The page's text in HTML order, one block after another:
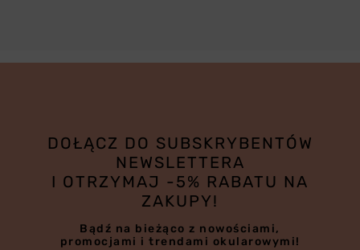
DOŁĄCZ DO SUBSKRYBENTÓW
NEWSLETTERA
I OTRZYMAJ -5% RABATU NA
ZAKUPY!
Bądź na bieżąco z nowościami,
promocjami i trendami okularowymi!